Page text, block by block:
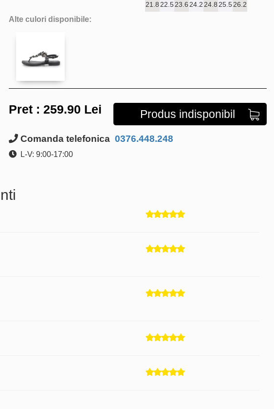
21.8 22.523.6 24.2 24.8 25.526.2
Alte culori disponibile:
Pret : 259.90 Lei Produs indisponibil
Comanda telefonica 0376.448.248
L-V: 9:00-17:00